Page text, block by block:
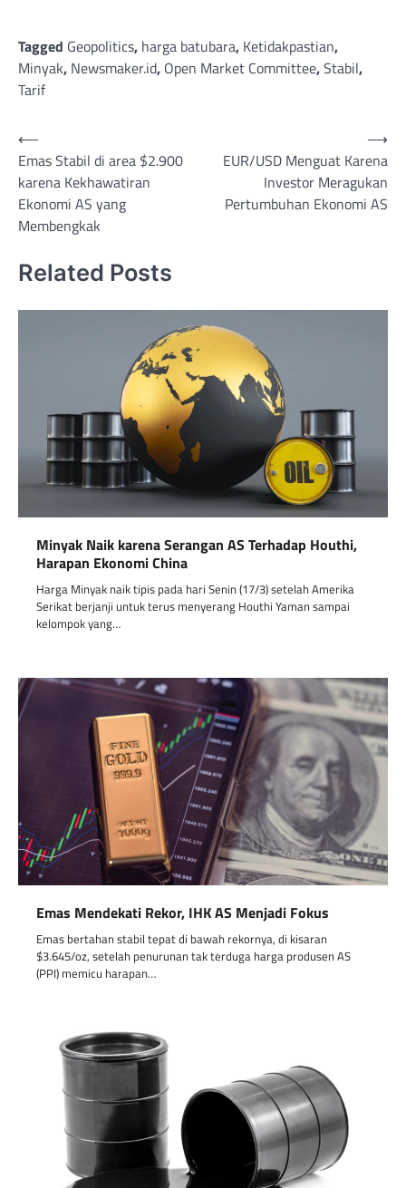
Tagged Geopolitics, harga batubara, Ketidakpastian,
Minyak, Newsmaker.id, Open Market Committee,Stabil,
Tarif
Post
navigation
⟵
Emas Stabil di area $2.900
karena Kekhawatiran
Ekonomi AS yang
Membengkak
EUR/USD Menguat Karena
Investor Meragukan
Pertumbuhan Ekonomi AS
⟶
Related Posts
Minyak Naik karena Serangan AS Terhadap Houthi,
Harapan Ekonomi China
Harga Minyak naik tipis pada hari Senin (17/3) setelah Amerika
Serikat berjanji untuk terus menyerang Houthi Yaman sampai
kelompok yang…
Emas Mendekati Rekor, IHK AS Menjadi Fokus
Emas bertahan stabil tepat di bawah rekornya, di kisaran
$3.645/oz, setelah penurunan tak terduga harga produsen AS
(PPI) memicu harapan…